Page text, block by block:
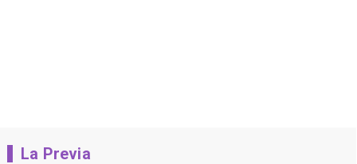
La Previa